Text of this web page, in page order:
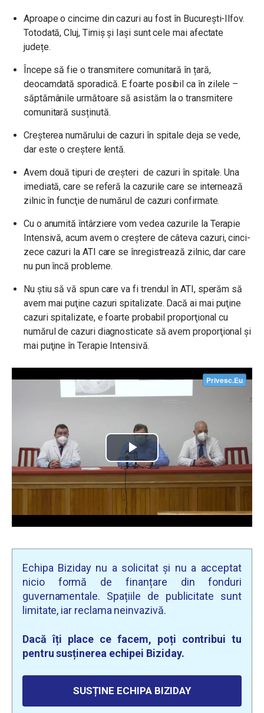
Aproape o cincime din cazuri au fost în București-Ilfov.
Totodată, Cluj, Timiș și Iași sunt cele mai afectate
județe.
Începe să fie o transmitere comunitară în țară,
deocamdată sporadică. E foarte posibil ca în zilele –
săptămânile următoare să asistăm la o transmitere
comunitară susținută.
Creşterea numărului de cazuri în spitale deja se vede,
dar este o creştere lentă.
Avem două tipuri de creşteri de cazuri în spitale. Una
imediată, care se referă la cazurile care se internează
zilnic în funcţie de numărul de cazuri confirmate.
Cu o anumită întârziere vom vedea cazurile la Terapie
Intensivă, acum avem o creştere de câteva cazuri, cinci-
zece cazuri la ATI care se înregistrează zilnic, dar care
nu pun încă probleme.
Nu ştiu să vă spun care va fi trendul în ATI, sperăm să
avem mai puţine cazuri spitalizate. Dacă ai mai puţine
cazuri spitalizate, e foarte probabil proporţional cu
numărul de cazuri diagnosticate să avem proporţional şi
mai puţine în Terapie Intensivă.
Echipa Biziday nu a solicitat și nu a acceptat
nicio formă de finanțare din fonduri
guvernamentale. Spațiile de publicitate sunt
limitate, iar reclama neinvazivă.
Dacă îți place ce facem, poți contribui tu
pentru susținerea echipei Biziday.
SUSȚINE ECHIPA BIZIDAY